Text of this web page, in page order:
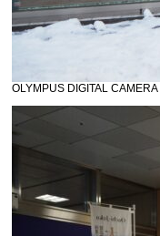
OLYMPUS DIGITAL CAMERA